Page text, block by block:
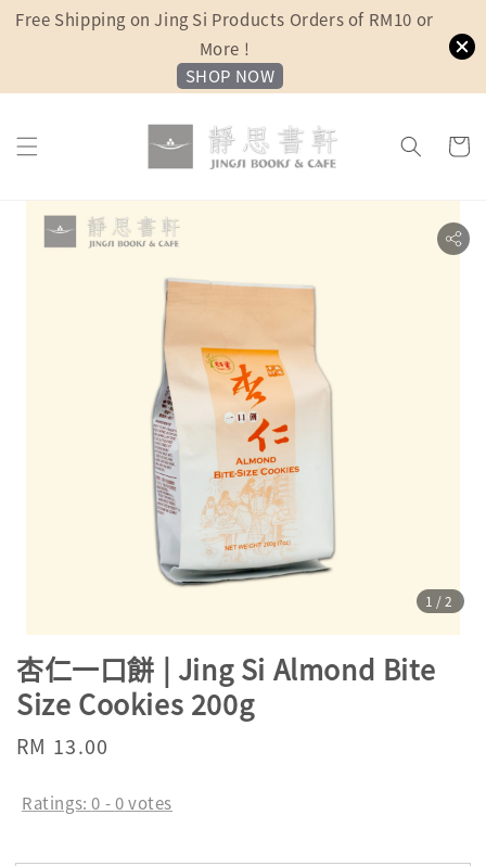
Free Shipping on Jing Si Products Orders of RM10 or
More !
SHOP NOW
1 /2
杏仁一口餅 | Jing Si Almond Bite
Size Cookies 200g
Regular
RM 13.00
Ratings:0 -0votes